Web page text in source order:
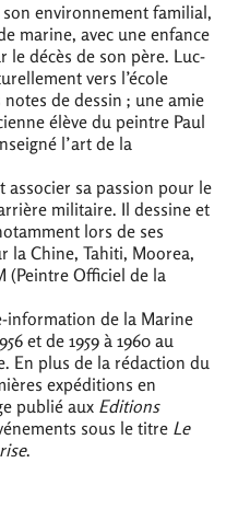
environnement familial,
marine, avec une enfance
le décès de son père. Luc-
vers l’école
notes de dessin ; une amie
élève du peintre Paul
l’art de la
associer sa passion pour le
militaire. Il dessine et
lors de ses
la Chine, Tahiti, Moorea,
(Peintre Officiel de la
information de la Marine
et de 1959 à 1960 au
En plus de la rédaction du
expéditions en
publié aux Editions
sous le titre Le
.